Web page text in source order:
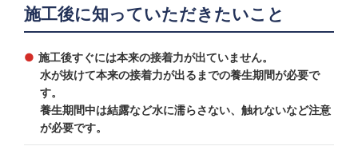
施工後に知っていただきたいこと
施工後すぐには本来の接着力が出ていません。
水が抜けて本来の接着力が出るまでの養生期間が必要で
す。
養生期間中は結露など水に濡らさない、触れないなど注意
が必要です。